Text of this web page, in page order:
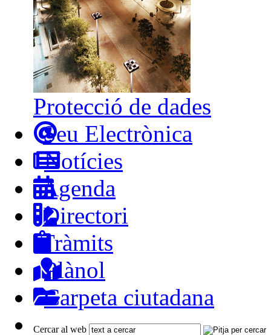
Protecció de dades
Seu Electrònica
Notícies
Agenda
Directori
Tràmits
Plànol
Carpeta ciutadana
Cercar al web